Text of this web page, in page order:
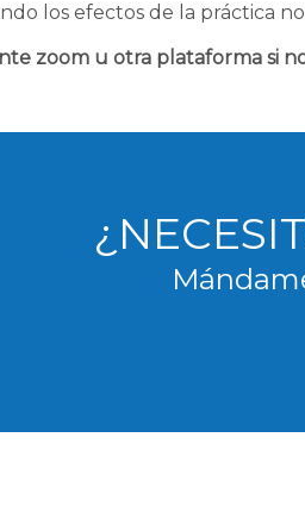
los efectos de la práctica
zoom u otra plataforma si